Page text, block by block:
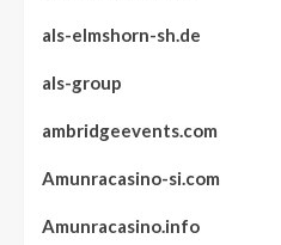
als-elmshorn-sh.de
als-group
ambridgeevents.com
Amunracasino-si.com
Amunracasino.info